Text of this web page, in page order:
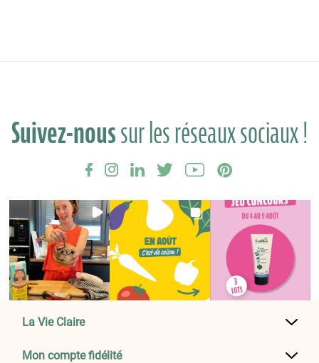
Suivez-noussur les réseaux sociaux !
La Vie Claire
Mon compte fidélité